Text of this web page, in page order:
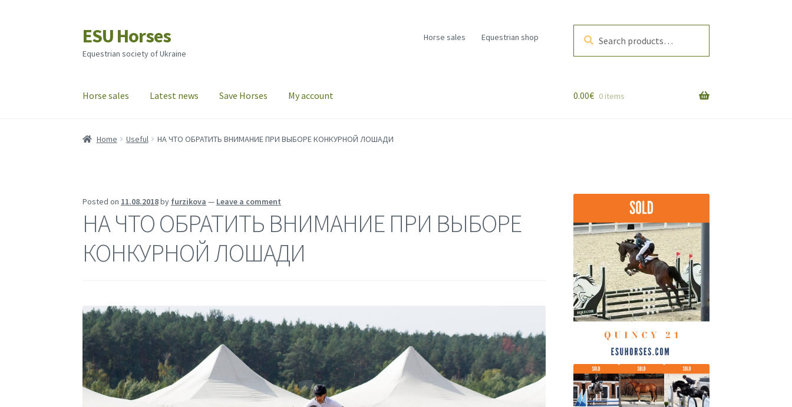
Skip
to
navigation
Skip
to
content
ESU Horses
Equestrian society of Ukraine
Horse sales Equestrian shop
for:
Horse sales Latest news Save Horses My account 0.00€ 0 items
Home Useful НА ЧТО ОБРАТИТЬ ВНИМАНИЕ ПРИ ВЫБОРЕ КОНКУРНОЙ ЛОШАДИ
Posted on 11.08.2018by furzikova — Leave a comment
НА ЧТО ОБРАТИТЬ ВНИМАНИЕ ПРИ ВЫБОРЕ
КОНКУРНОЙ ЛОШАДИ